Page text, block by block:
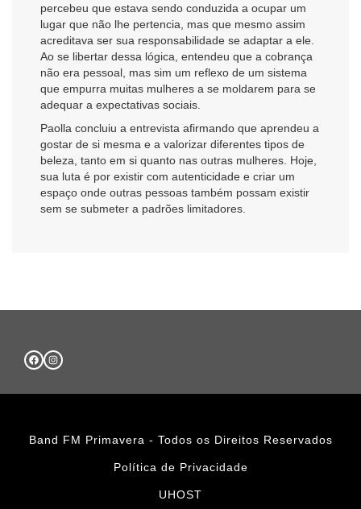
percebeu que estava sendo conduzida a ocupar um
lugar que não lhe pertencia, mas que mesmo assim
acreditava ser sua responsabilidade se adaptar a ele.
Ao se libertar dessa lógica, entendeu que a cobrança
não era pessoal, mas sim um reflexo de um sistema
que empurra muitas mulheres a se moldarem para se
adequar a expectativas sociais.
Paolla concluiu a entrevista afirmando que aprendeu a
gostar de si mesma e a valorizar diferentes tipos de
beleza, tanto em si quanto nas outras mulheres. Hoje,
sua luta é por existir com autenticidade e criar um
espaço onde outras pessoas também possam existir
sem se submeter a padrões limitadores.
Band FM Primavera - Todos os Direitos Reservados
Política de Privacidade
UHOST